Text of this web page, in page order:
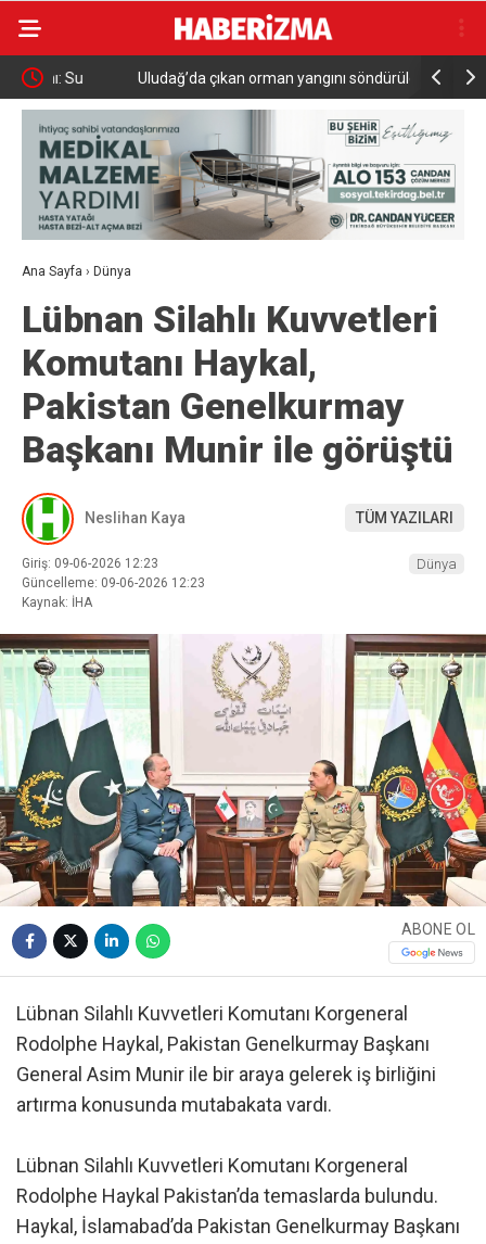
Uludağ’da çıkan orman yangını söndürüldü MGK 6
Güvenlik
Ana Sayfa › Dünya
Lübnan Silahlı Kuvvetleri
Komutanı Haykal,
Pakistan Genelkurmay
Başkanı Munir ile görüştü
Neslihan Kaya TÜM YAZILARI
Giriş: 09-06-2026 12:23
Güncelleme: 09-06-2026 12:23
Kaynak: İHA
Dünya
ABONE OL
Lübnan Silahlı Kuvvetleri Komutanı Korgeneral
Rodolphe Haykal, Pakistan Genelkurmay Başkanı
General Asim Munir ile bir araya gelerek iş birliğini
artırma konusunda mutabakata vardı.
Lübnan Silahlı Kuvvetleri Komutanı Korgeneral
Rodolphe Haykal Pakistan’da temaslarda bulundu.
Haykal, İslamabad’da Pakistan Genelkurmay Başkanı